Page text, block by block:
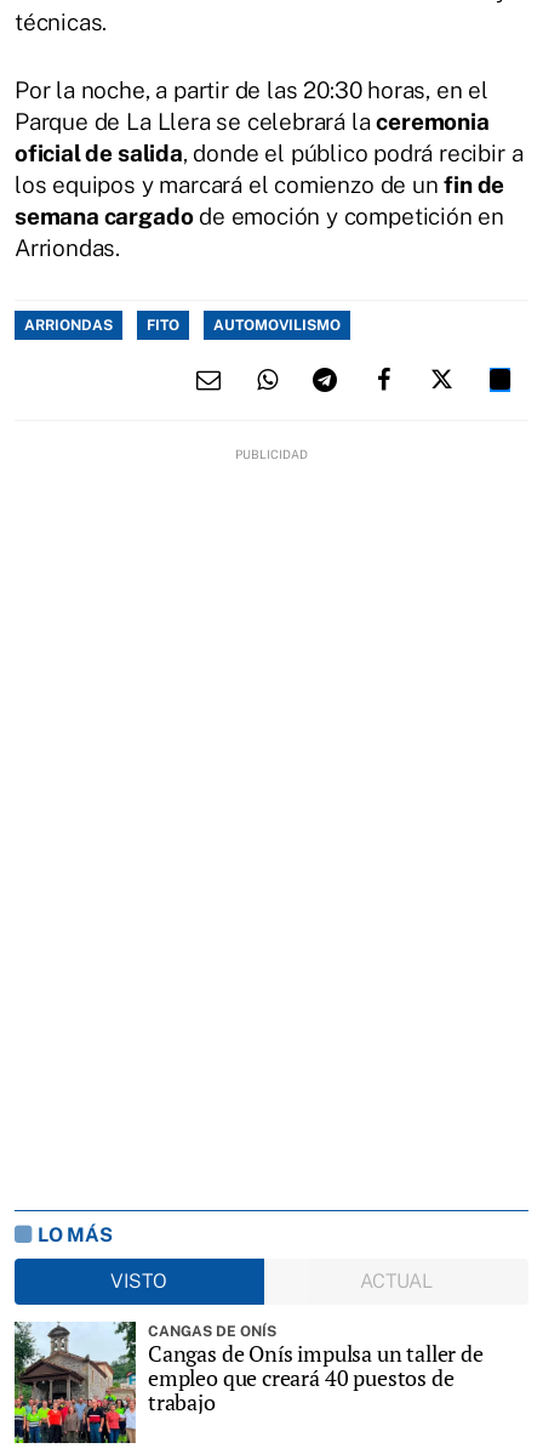
técnicas.
Por la noche, a partir de las 20:30 horas, en el
Parque de La Llera se celebrará laceremonia
oficial de salida, donde el público podrá recibir a
los equipos y marcará el comienzo de unfin de
semana cargadode emoción y competición en
Arriondas.
ARRIONDAS FITO AUTOMOVILISMO
LO MÁS
VISTO
ACTUAL
CANGAS DE ONÍS
Cangas de Onís impulsa un taller de
empleo que creará 40 puestos de
trabajo